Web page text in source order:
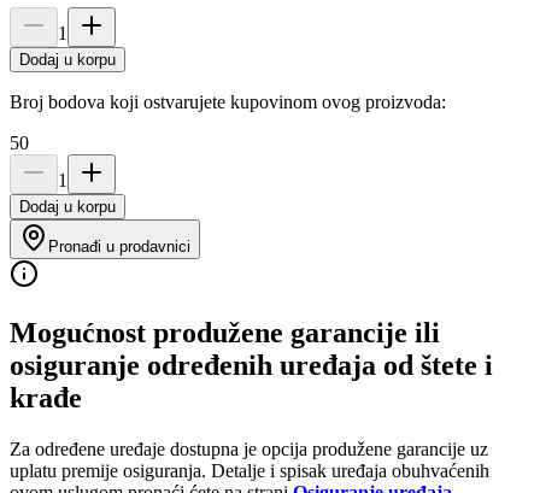
1
Dodaj u korpu
Broj bodova koji ostvarujete kupovinom ovog proizvoda:
50
1
Dodaj u korpu
Pronađi u prodavnici
Mogućnost produžene garancije ili
osiguranje određenih uređaja od štete i
krađe
Za određene uređaje dostupna je opcija produžene garancije uz
uplatu premije osiguranja. Detalje i spisak uređaja obuhvaćenih